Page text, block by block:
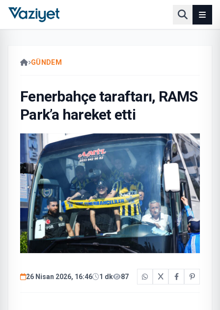
GÜNDEM
Fenerbahçe taraftarı, RAMS
Park’a hareket etti
26 Nisan 2026, 16:46 1 dk 87